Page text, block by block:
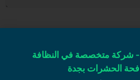
- شركة متخصصة في النظافة
الحشرات بجدة